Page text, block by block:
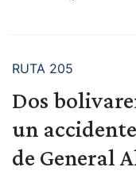
RUTA 205
Dos
un
de General